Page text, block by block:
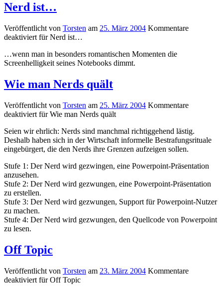
Nerd ist…
Veröffentlicht von Torsten am 25. März 2004 Kommentare
deaktiviert für Nerd ist…
…wenn man in besonders romantischen Momenten die
Screenhelligkeit seines Notebooks dimmt.
Wie man Nerds quält
Veröffentlicht von Torsten am 25. März 2004 Kommentare
deaktiviert für Wie man Nerds quält
Seien wir ehrlich: Nerds sind manchmal richtiggehend lästig.
Deshalb haben sich in der Wirtschaft informelle Bestrafungsrituale
eingebürgert, die den Nerds ihre Grenzen aufzeigen sollen.
Stufe 1: Der Nerd wird gezwingen, eine Powerpoint-Präsentation
anzusehen.
Stufe 2: Der Nerd wird gezwungen, eine Powerpoint-Präsentation
zu erstellen.
Stufe 3: Der Nerd wird gezwungen, Support für Powerpoint-Nutzer
zu machen.
Stufe 4: Der Nerd wird gezwungen, den Quellcode von Powerpoint
zu lesen.
Off Topic
Veröffentlicht von Torsten am 23. März 2004 Kommentare
deaktiviert für Off Topic